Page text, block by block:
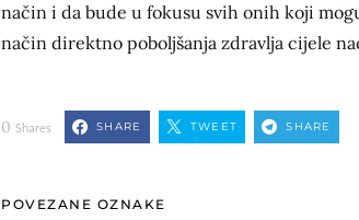
način i da bude u fokusu svih onih koji
način direktno poboljšanja zdravlja cijele
0 Shares SHARE TWEET SHARE
POVEZANE OZNAKE